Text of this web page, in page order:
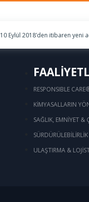
10 Eylül 2018’den itibaren yeni
RESPONSIBLE
KİMYASALLARIN
SAĞLIK, EMNİYET &
SÜRDÜRÜLEBİLİRLİK
ULAŞTIRMA &